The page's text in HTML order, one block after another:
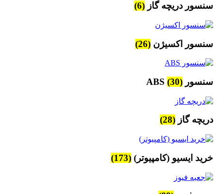
سنسور دریچه گاز (6)
سنسور اکسیژن (26)
سنسور ABS (30)
دریچه گاز (28)
خرید ایسیو (کامپیوتر) (173)